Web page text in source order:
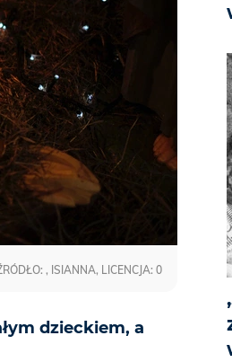
dzieckiem, a
, ISIANNA, LICENCJA: 0